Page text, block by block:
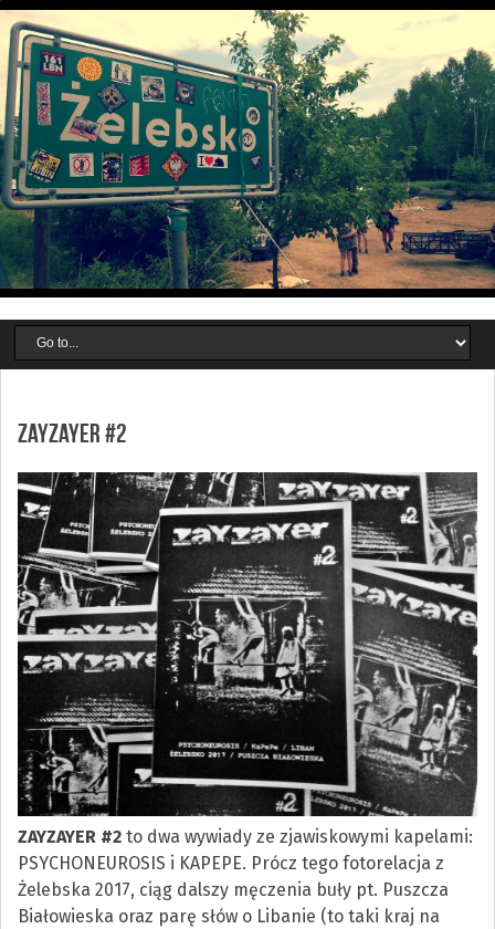
ZAYZAYER #2
ZAYZAYER #2 to dwa wywiady ze zjawiskowymi kapelami:
PSYCHONEUROSIS i KAPEPE. Prócz tego fotorelacja z
Żelebska 2017, ciąg dalszy męczenia buły pt. Puszcza
Białowieska oraz parę słów o Libanie (to taki kraj na